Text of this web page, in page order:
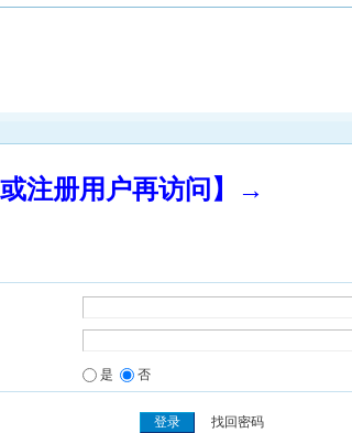
注册用户再访问】→
是 否
找回密码